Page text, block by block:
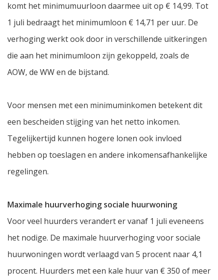
komt het minimumuurloon daarmee uit op € 14,99. Tot
1 juli bedraagt het minimumloon € 14,71 per uur. De
verhoging werkt ook door in verschillende uitkeringen
die aan het minimumloon zijn gekoppeld, zoals de
AOW, de WW en de bijstand.
Voor mensen met een minimuminkomen betekent dit
een bescheiden stijging van het netto inkomen.
Tegelijkertijd kunnen hogere lonen ook invloed
hebben op toeslagen en andere inkomensafhankelijke
regelingen.
Maximale huurverhoging sociale huurwoning
Voor veel huurders verandert er vanaf 1 juli eveneens
het nodige. De maximale huurverhoging voor sociale
huurwoningen wordt verlaagd van 5 procent naar 4,1
procent. Huurders met een kale huur van € 350 of meer